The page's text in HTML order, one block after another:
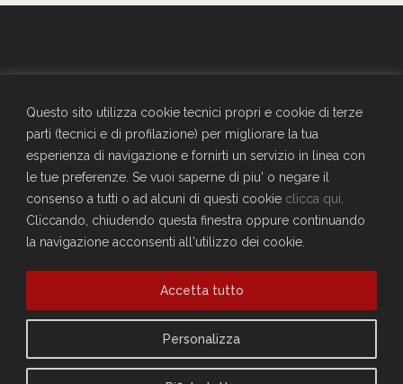
Questo sito utilizza cookie tecnici propri e cookie di terze
parti (tecnici e di profilazione) per migliorare la tua
esperienza di navigazione e fornirti un servizio in linea con
le tue preferenze. Se vuoi saperne di piu' o negare il
consenso a tutti o ad alcuni di questi cookie clicca qui
Cliccando, chiudendo questa finestra oppure continuando
la navigazione acconsenti all'utilizzo dei cookie.
Personalizza
Accetta tutto
SEDE SOCIALE
Largo Don Bonifacio 1, 34125 Trieste
Telefono: 040671198
CF. 90025330326
craltrieste@generali.com
Vuoi diventare socio del Circolo?
Sei già socio?
Compila il form per richiedere la registrazione al sito
Accedi
Privacy Policy
Cookie Policy